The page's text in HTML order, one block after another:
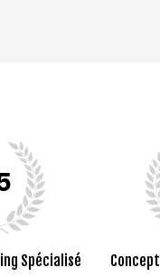
Spécialisé